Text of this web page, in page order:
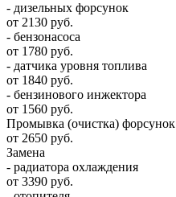
- дизельных форсунок
от 2130 руб.
- бензонасоса
от 1780 руб.
- датчика уровня топлива
от 1840 руб.
- бензинового инжектора
от 1560 руб.
Промывка (очистка) форсунок
от 2650 руб.
Замена
- радиатора охлаждения
от 3390 руб.